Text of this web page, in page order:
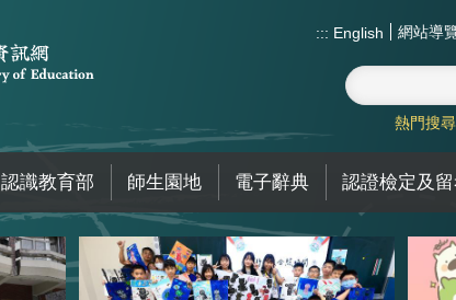
::: English 網站導
熱門搜尋
認識教育部 師生園地 電子辭典 認證檢定及